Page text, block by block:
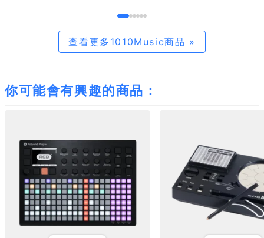
查看更多1010Music商品 »
你可能會有興趣的商品：